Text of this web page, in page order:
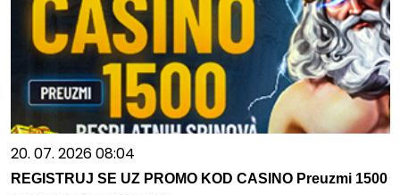
20. 07. 2026 08:04
REGISTRUJ SE UZ PROMO KOD CASINO Preuzmi 1500